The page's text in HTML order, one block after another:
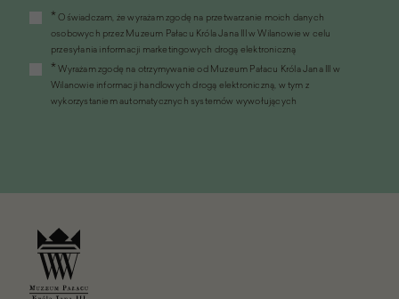
otworzy
nowym
oknie)
* Oświadczam, że wyrażam zgodę na przetwarzanie moich danych
osobowych przez Muzeum Pałacu Króla Jana III w Wilanowie w celu
przesyłania informacji marketingowych drogą elektroniczną
* Wyrażam zgodę na otrzymywanie od Muzeum Pałacu Króla Jana III w
Wilanowie informacji handlowych drogą elektroniczną, w tym z
wykorzystaniem automatycznych systemów wywołujących